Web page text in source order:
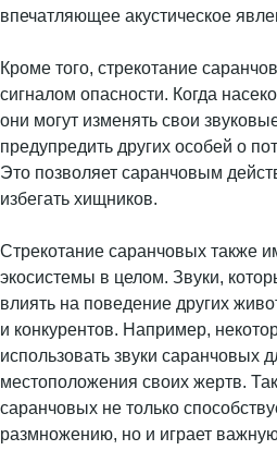
впечатляющее акустическое
Кроме того, стрекотание
сигналом опасности. Когда
они могут изменять свои
предупредить других особей о
Это позволяет саранчовым
избегать хищников.
Стрекотание саранчовых также
экосистемы в целом. Звуки,
влиять на поведение других
и конкурентов. Например,
использовать звуки саранчовых
местоположения своих жертв.
саранчовых не только
размножению, но и играет